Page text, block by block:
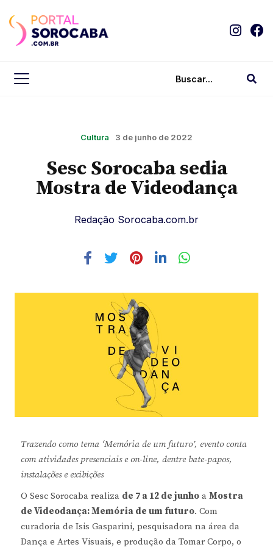
Cultura 3 de junho de 2022
Sesc Sorocaba sedia
Mostra de Videodança
Redação Sorocaba.com.br
Trazendo como tema ‘Memória de um futuro’, evento conta
com atividades presenciais e on-line, dentre bate-papos,
instalações e exibições
O Sesc Sorocaba realiza de 7 a 12 de junhoa Mostra
de Videodança: Memória de um futuro. Com
curadoria de Isis Gasparini, pesquisadora na área da
Dança e Artes Visuais, e produção da Tomar Corpo, o